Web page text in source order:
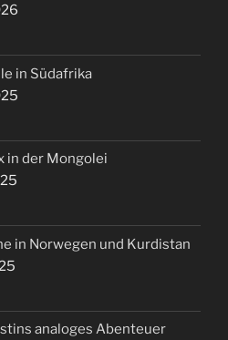
in Südafrika
in der Mongolei
in Norwegen und Kurdistan
analoges Abenteuer